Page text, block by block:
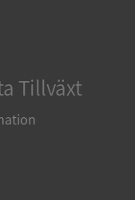
Tillväxt